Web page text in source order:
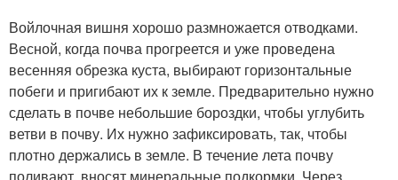
Войлочная вишня хорошо размножается отводками.
Весной, когда почва прогреется и уже проведена
весенняя обрезка куста, выбирают горизонтальные
побеги и пригибают их к земле. Предварительно нужно
сделать в почве небольшие бороздки, чтобы углубить
ветви в почву. Их нужно зафиксировать, так, чтобы
плотно держались в земле. В течение лета почву